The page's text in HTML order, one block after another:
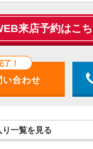
来店予約はこ
！
り一覧を見る